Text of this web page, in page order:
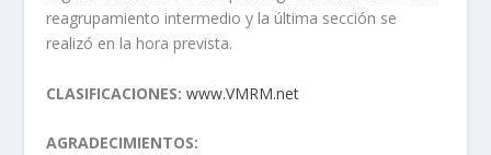
reagrupamiento intermedio y la última sección se
realizó en la hora prevista.
CLASIFICACIONES: www.VMRM.net
AGRADECIMIENTOS: